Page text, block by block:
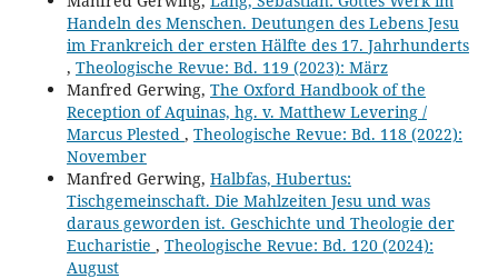
Handeln des Menschen. Deutungen des Lebens Jesu
im Frankreich der ersten Hälfte des 17. Jahrhunderts
, Theologische Revue: Bd. 119 (2023): März
Manfred Gerwing, The Oxford Handbook of the
Reception of Aquinas, hg. v. Matthew Levering /
Marcus Plested , Theologische Revue: Bd. 118 (2022):
November
Manfred Gerwing, Halbfas, Hubertus:
Tischgemeinschaft. Die Mahlzeiten Jesu und was
daraus geworden ist. Geschichte und Theologie der
Eucharistie , Theologische Revue: Bd. 120 (2024):
August